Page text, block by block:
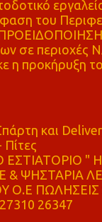
του
-
σε περιοχές
η προκήρυξη
και
Πίτες
"
& ΨΗΣΤΑΡΙΑ
ΠΩΛΗΣΕΙΣ
26347